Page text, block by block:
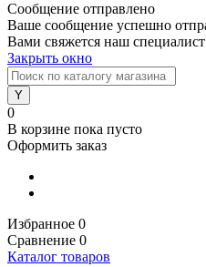
Сообщение отправлено
Ваше сообщение успешно
Вами свяжется наш специалист
Закрыть окно
0
В корзине пока пусто
Оформить заказ
Избранное 0
Сравнение 0
Каталог товаров